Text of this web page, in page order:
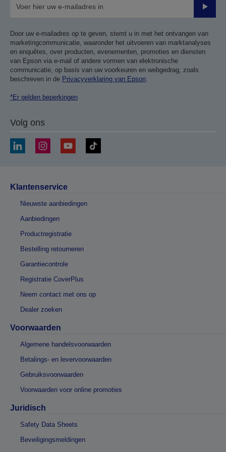
Door uw e-mailadres op te geven, stemt u in met het ontvangen van
marketingcommunicatie, waaronder het uitvoeren van marktanalyses
en enquêtes, over producten, evenementen, promoties en diensten
van Epson via e-mail of andere vormen van elektronische
communicatie, op basis van uw voorkeuren en webgedrag, zoals
beschreven in de Privacyverklaring van Epson.
*Er gelden beperkingen
Volg ons
Klantenservice
Nieuwste aanbiedingen
Aanbiedingen
Productregistratie
Bestelling retourneren
Garantiecontrole
Registratie CoverPlus
Neem contact met ons op
Dealer zoeken
Voorwaarden
Algemene handelsvoorwaarden
Betalings- en levervoorwaarden
Gebruiksvoorwaarden
Voorwaarden voor online promoties
Juridisch
Safety Data Sheets
Beveiligingsmeldingen